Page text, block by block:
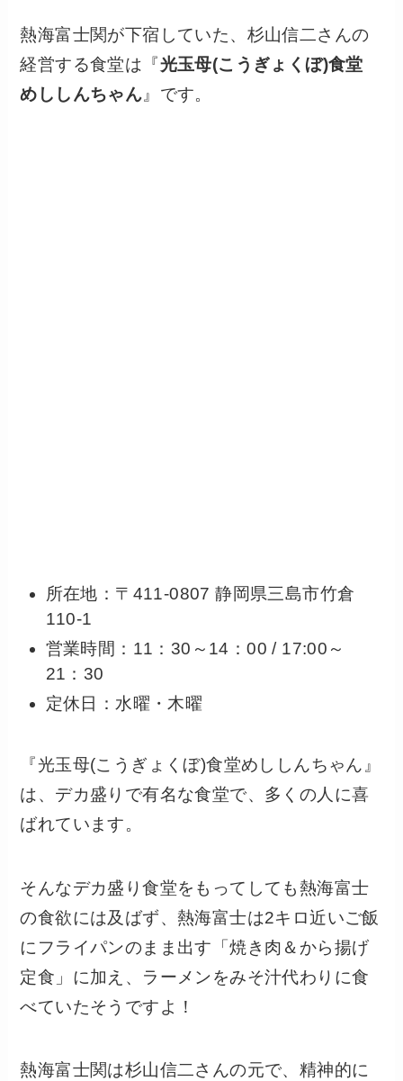
熱海富士関が下宿していた、杉山信二さんの
経営する食堂は『光玉母(こうぎょくぼ)食堂
めししんちゃん 』です。
所在地：〒411-0807 静岡県三島市竹倉
110-1
営業時間：11：30～14：00 / 17:00～
21：30
定休日：水曜・木曜
『光玉母(こうぎょくぼ)食堂めししんちゃん』
は、デカ盛りで有名な食堂で、多くの人に喜
ばれています。
そんなデカ盛り食堂をもってしても熱海富士
の食欲には及ばず、熱海富士は2キロ近いご飯
にフライパンのまま出す「焼き肉＆から揚げ
定食」に加え、ラーメンをみそ汁代わりに食
べていたそうですよ！
熱海富士関は杉山信二さんの元で、精神的に